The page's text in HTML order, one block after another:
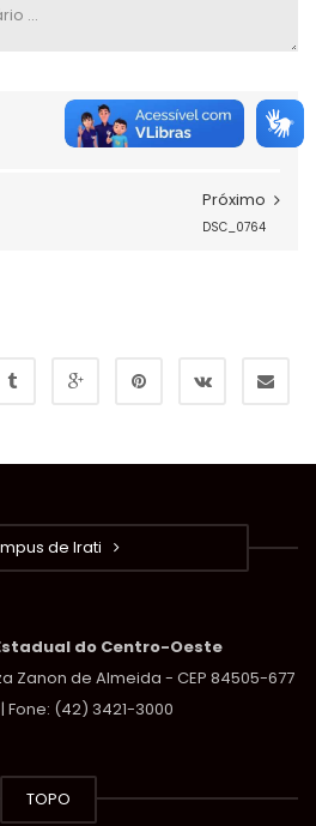
Próximo
DSC_0764
de Irati
do Centro-Oeste
Zanon de Almeida - CEP 84505-677
Fone: (42) 3421-3000
TOPO